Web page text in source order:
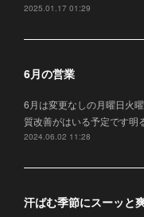
2025.01.17 01:29
6月の営業
6月は変更なしの月曜日火
質改善がはいる予定です明
2024.06.02 11:28
汗ばむ季節にスーッと